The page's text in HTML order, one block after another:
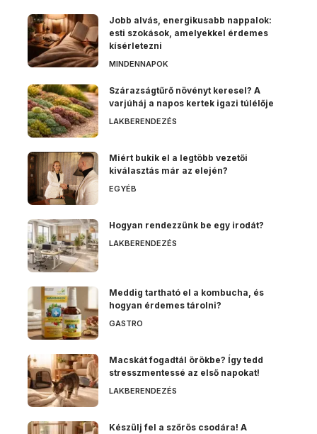
Jobb alvás, energikusabb nappalok:
esti szokások, amelyekkel érdemes
kísérletezni
MINDENNAPOK
Szárazságtűrő növényt keresel? A
varjúháj a napos kertek igazi túlélője
LAKBERENDEZÉS
Miért bukik el a legtöbb vezetői
kiválasztás már az elején?
EGYÉB
Hogyan rendezzünk be egy irodát?
LAKBERENDEZÉS
Meddig tartható el a kombucha, és
hogyan érdemes tárolni?
GASTRO
Macskát fogadtál örökbe? Így tedd
stresszmentessé az első napokat!
LAKBERENDEZÉS
Készülj fel a szőrös csodára! A